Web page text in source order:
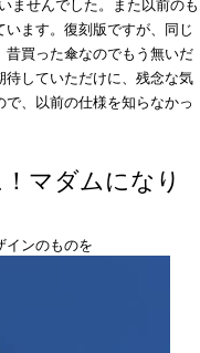
ませんでした。また以前のも
ます。復刻版ですが、同じ
買った傘なのでもう無いだ
待していただけに、残念な気
、以前の仕様を知らなかっ
マダムになり
インのものを